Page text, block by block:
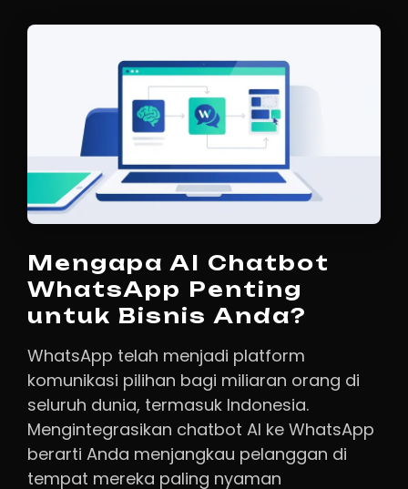
Mengapa AI Chatbot
WhatsApp Penting
untuk Bisnis Anda?
WhatsApp telah menjadi platform
komunikasi pilihan bagi miliaran orang di
seluruh dunia, termasuk Indonesia.
Mengintegrasikan chatbot AI ke WhatsApp
berarti Anda menjangkau pelanggan di
tempat mereka paling nyaman